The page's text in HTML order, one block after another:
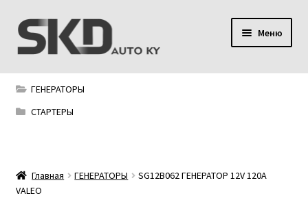
Перейти
навигации
Перейти
содержимому
Меню
SKD AUTO KY
Условия поставки
Мой аккаунт
ГЕНЕРАТОРЫ
СТАРТЕРЫ
Главная ГЕНЕРАТОРЫ
SG12B062 ГЕНЕРАТОР 12V 120A
VALEO